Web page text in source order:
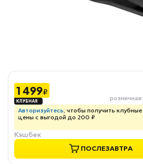
1 499₽
розничная:
Авторизуйтесь, чтобы получить клубные
цены с выгодой до 200 ₽
Кэшбек
ПОСЛЕЗАВТРА